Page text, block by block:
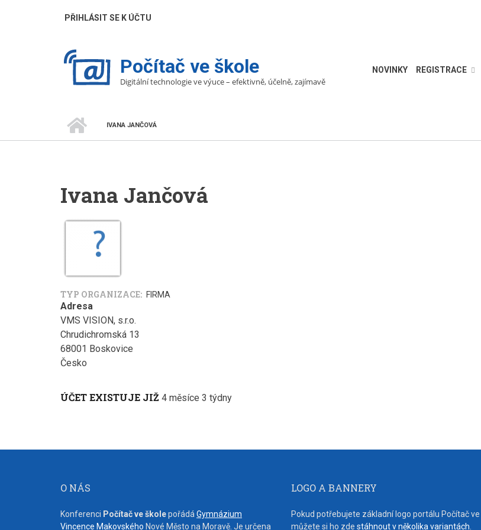
UŽIVATELÉ
PŘIHLÁSIT SE K ÚČTU
Počítač ve škole
Digitální technologie ve výuce – efektivně, účelně, zajímavě
NOVINKY REGISTRACE
DROBEČKOVÁ
IVANA JANČOVÁ
Ivana Jančová
TYP ORGANIZACE FIRMA
Adresa
VMS VISION, s.r.o.
Chrudichromská 13
68001 Boskovice
Česko
ÚČET EXISTUJE JIŽ 4 měsíce 3 týdny
O NÁS
Konferenci Počítač ve školepořádá Gymnázium
Vincence Makovského Nové Město na Moravě. Je určena
LOGO A BANNERY
Pokud potřebujete základní logo portálu Počítač ve
můžete si ho zde stáhnout v několika variantách